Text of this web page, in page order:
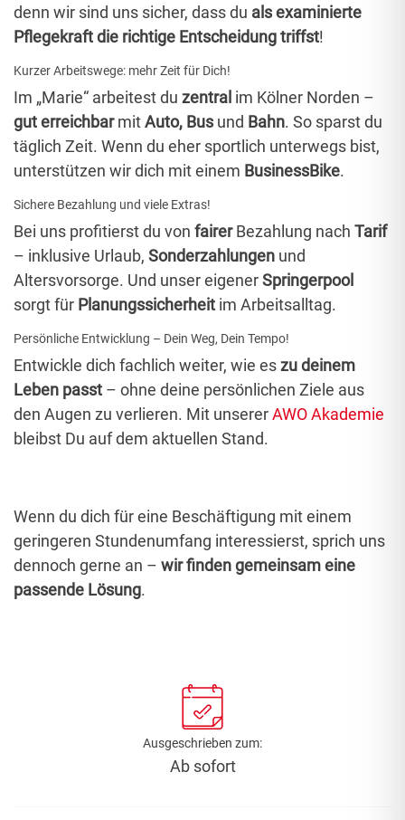
denn wir sind uns sicher, dass du als examinierte
Pflegekraft die richtige Entscheidung triffst!
Kurzer Arbeitswege: mehr Zeit für Dich!
Im ​„Marie“ arbeitest du zentral im Kölner Norden –
gut erreichbarmitAuto, Bus und Bahn. So sparst du
täglich Zeit. Wenn du eher sportlich unterwegs bist,
unterstützen wir dich mit einem BusinessBike.
Sichere Bezahlung und viele Extras!
Bei uns profitierst du von fairerBezahlung nach Tarif
– inklusive Urlaub, Sonderzahlungen und
Altersvorsorge. Und unser eigenerSpringerpool
sorgt für Planungssicherheit im Arbeitsalltag.
Persönliche Entwicklung – Dein Weg, Dein Tempo!
Entwickle dich fachlich weiter, wie eszu deinem
Leben passt – ohne deine persönlichen Ziele aus
den Augen zu verlieren. Mit unsererAWO Akademie
bleibst Du auf dem aktuellen Stand.
Wenn du dich für eine Beschäftigung mit einem
geringeren Stundenumfang interessierst, sprich uns
dennoch gerne an – wir finden gemeinsam eine
passende Lösung.
Ausgeschrieben zum:
Ab sofort